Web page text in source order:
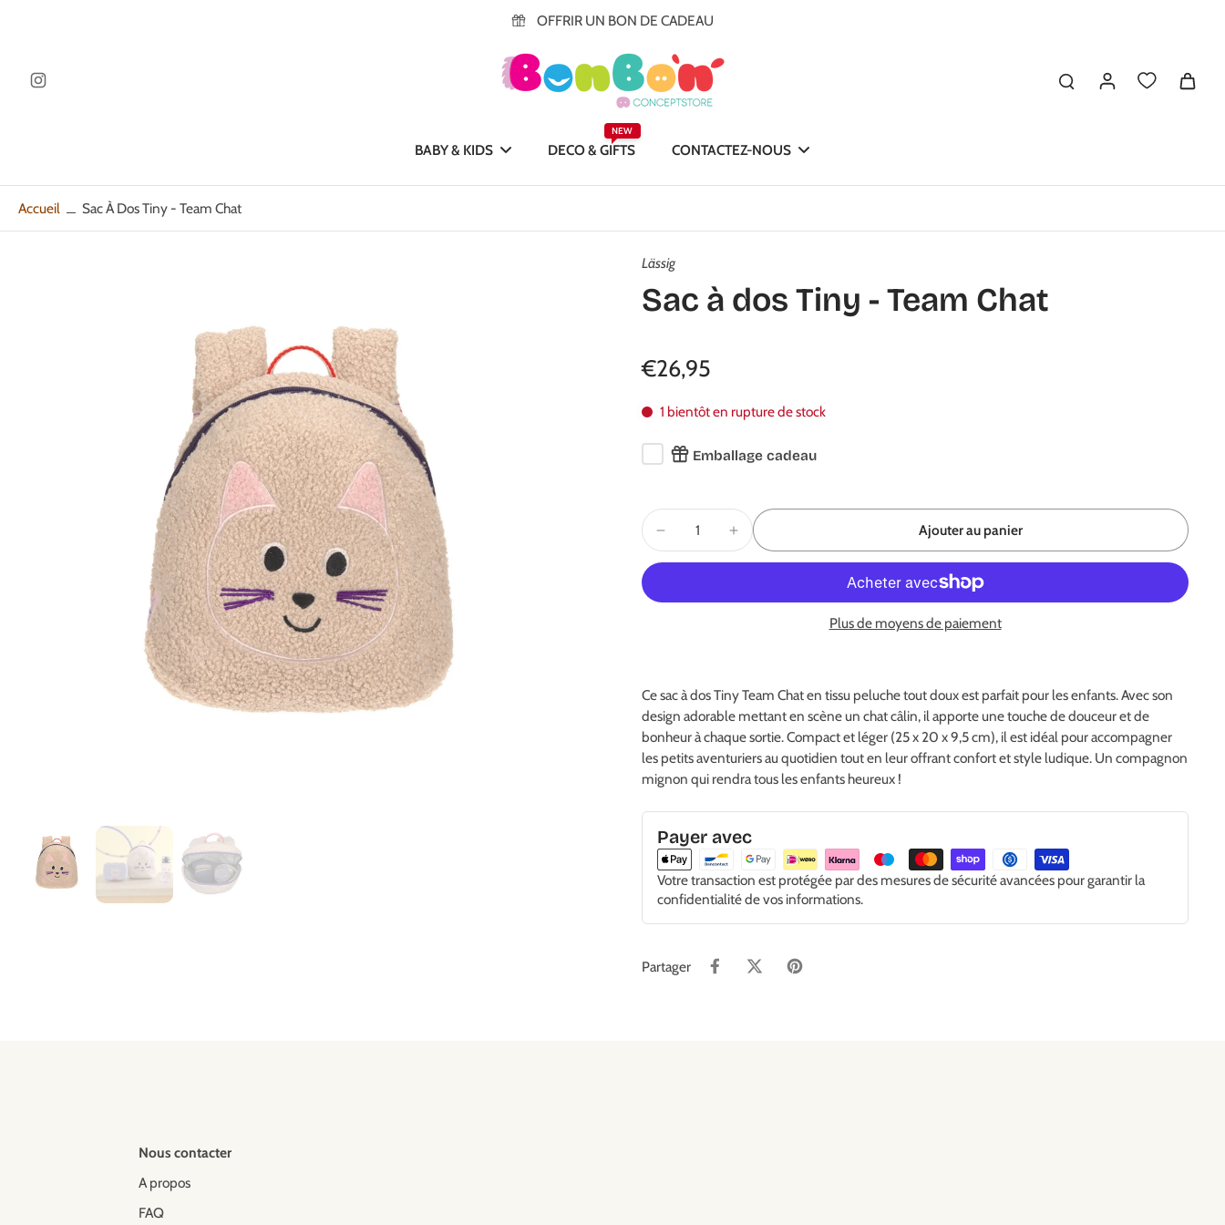
OFFRIR UN BON DE CADEAU
BABY & KIDS DECO & GIFTS
NEW
CONTACTEZ-NOUS
Accueil Sac À Dos Tiny - Team Chat
Lässig
Sac à dos Tiny - Team Chat
€26,95
1 bientôt en rupture de stock
Emballage cadeau
Ajouter au panier
Plus de moyens de paiement
Ce sac à dos Tiny Team Chat en tissu peluche tout doux est parfait pour les enfants. Avec son
design adorable mettant en scène un chat câlin, il apporte une touche de douceur et de
bonheur à chaque sortie. Compact et léger (25 x 20 x 9,5 cm), il est idéal pour accompagner
les petits aventuriers au quotidien tout en leur offrant confort et style ludique. Un compagnon
mignon qui rendra tous les enfants heureux !
Payer avec
Votre transaction est protégée par des mesures de sécurité avancées pour garantir la
confidentialité de vos informations.
Partager
Nous contacter
A propos
FAQ